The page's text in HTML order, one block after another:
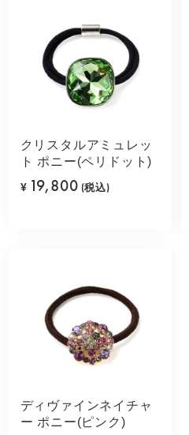
クリスタルアミュレッ
ト ポニー(ペリドット)
¥ 19,800 (税込)
ディヴァインネイチャ
ー ポニー(ピンク)